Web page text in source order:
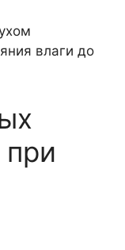
влаги до
при